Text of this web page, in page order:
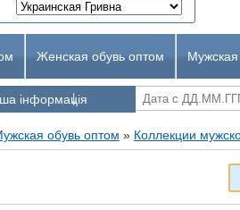
Женская обувь оптом
інформація
обувь оптом » Коллекции